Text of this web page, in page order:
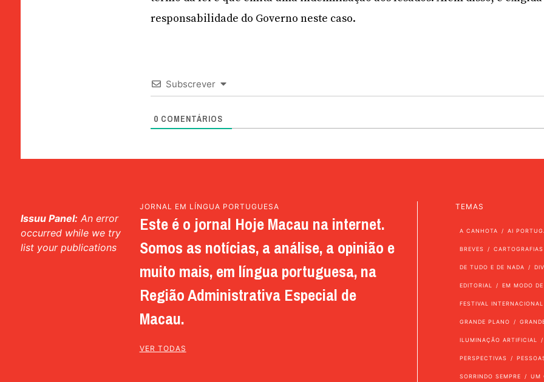
responsabilidade do Governo neste caso.
Subscrever
0 COMENTÁRIOS
Issuu Panel: An error
occurred while we try
list your publications
JORNAL EM LÍNGUA PORTUGUESA
Este é o jornal Hoje Macau na internet.
Somos as notícias, a análise, a opinião e
muito mais, em língua portuguesa, na
Região Administrativa Especial de
Macau.
VER TODAS
TEMAS
A CANHOTA AI
BREVES CARTOGRAFIAS
DE TUDO E DE NADA
EDITORIAL EM MODO
FESTIVAL
GRANDE PLANO
ILUMINAÇÃO ARTIFICIAL
PERSPECTIVAS
SORRINDO SEMPRE UM